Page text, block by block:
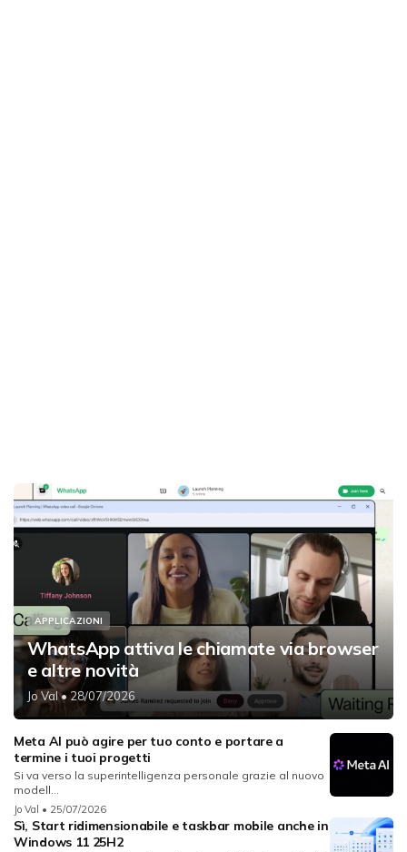
APPLICAZIONI
WhatsApp attiva le chiamate via browser
e altre novità
Jo Val• 28/07/2026
Meta AI può agire per tuo conto e portare a
termine i tuoi progetti
Si va verso la superintelligenza personale grazie al nuovo
modell...
Jo Val • 25/07/2026
Sì, Start ridimensionabile e taskbar mobile anche in
Windows 11 25H2